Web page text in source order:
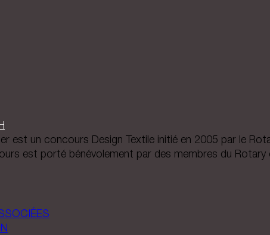
est un concours Design Textile initié en 2005 par le
est porté bénévolement par des membres du Rotary